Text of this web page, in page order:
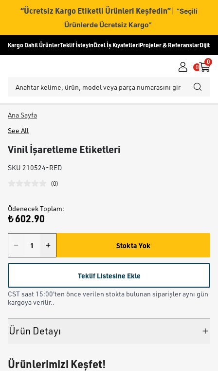
“Ücretsiz Kargo Etiketli Ürünleri Keşfedin” | “Seçili
Ürünlerde Ücretsiz Kargo”
Kargo Dahil ÜrünlerTeklif İsteyinÖzel İş KıyafetleriProjeler & ReferanslarDijital
0
0
Ana Sayfa
See All
Vinil İşaretleme Etiketleri
SKU 210524-RED
(0)
Ödenecek Toplam:
₺ 602.90
Stokta Yok
Teklif Listesine Ekle
CST saat 15:00'ten önce verilen stokta bulunan siparişler aynı gün
kargoya verilir..
Ürün Detayı
Ürünlerimizi Keşfet!